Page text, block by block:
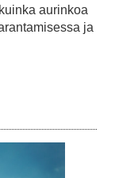
aurinkoa
ja